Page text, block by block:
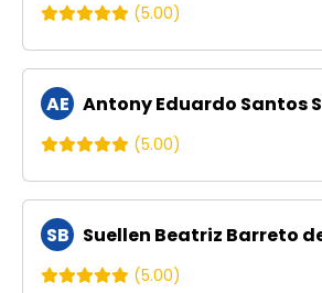
(5.00)
AE Antony Eduardo Santos
(5.00)
SB Suellen Beatriz Barreto
(5.00)